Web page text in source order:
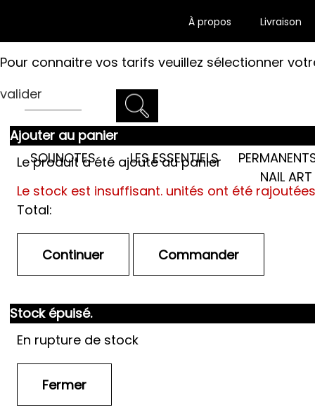
À propos Livraison
Pour connaitre vos tarifs veuillez sélectionner
valider
Ajouter au panier
Le produit a été ajouté au panier
Le stock est insuffisant. unités ont été
Total:
Stock épuisé.
En rupture de stock
SOLINOTES LES ESSENTIELS
NAIL ART